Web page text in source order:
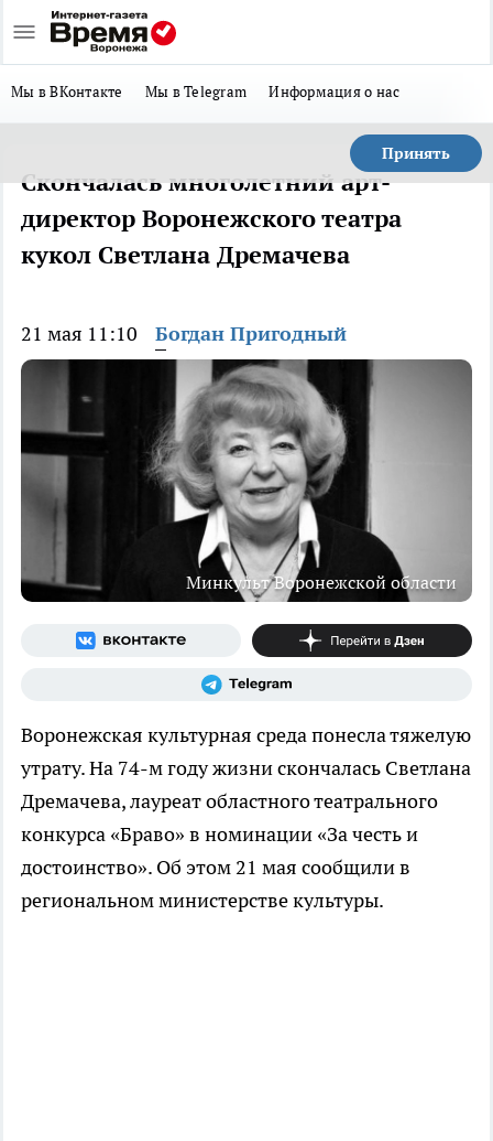
Мы в ВКонтакте Мы в Telegram Информация о нас
Принять
Скончалась многолетний арт-
директор Воронежского театра
кукол Светлана Дремачева
21 мая 11:10 Богдан Пригодный
Минкульт Воронежской области
Воронежская культурная среда понесла тяжелую
утрату. На 74-м году жизни скончалась Светлана
Дремачева, лауреат областного театрального
конкурса «Браво» в номинации «За честь и
достоинство». Об этом 21 мая сообщили в
региональном министерстве культуры.